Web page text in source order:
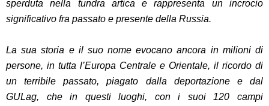
sperduta nella tundra artica e rappresenta un incrocio
significativo fra passato e presente della Russia.
La sua storia e il suo nome evocano ancora in milioni di
persone, in tutta l’Europa Centrale e Orientale, il ricordo di
un terribile passato, piagato dalla deportazione e dal
GULag, che in questi luoghi, con i suoi 120 campi